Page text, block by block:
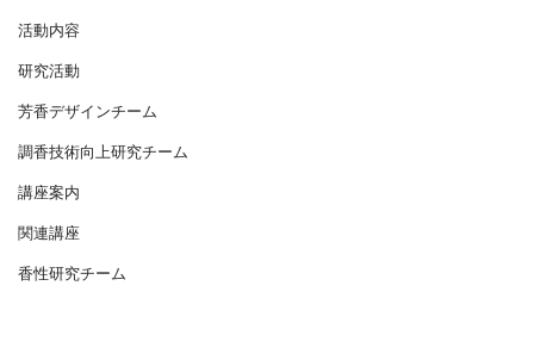
活動内容
研究活動
芳香デザインチーム
調香技術向上研究チーム
講座案内
関連講座
香性研究チーム